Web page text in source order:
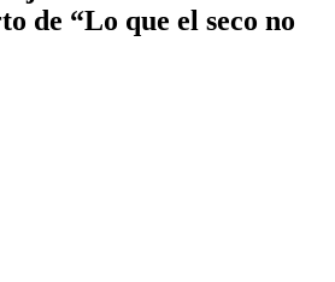
de “Lo que el seco no